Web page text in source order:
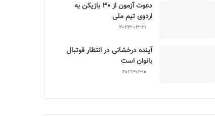
دعوت آزمون از 30 بازیکن به
اردوی تیم ملی
2023-03-21
آینده درخشانی در انتظار فوتبال
بانوان است
2022-12-10